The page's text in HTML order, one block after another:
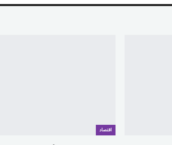
اقتصاد